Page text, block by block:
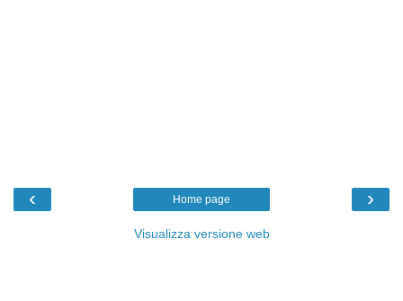
‹ ›
Home page
Visualizza versione web